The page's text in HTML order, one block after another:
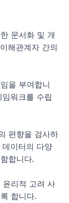
문서화 및 개
해관계자 간의
을 부여합니
워크를 수립
편향을 검사하
이터의 다양
합니다.
리적 고려 사
합니다.